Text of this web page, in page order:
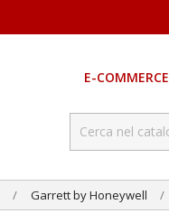
E-COMMERCE
Garrett by Honeywell